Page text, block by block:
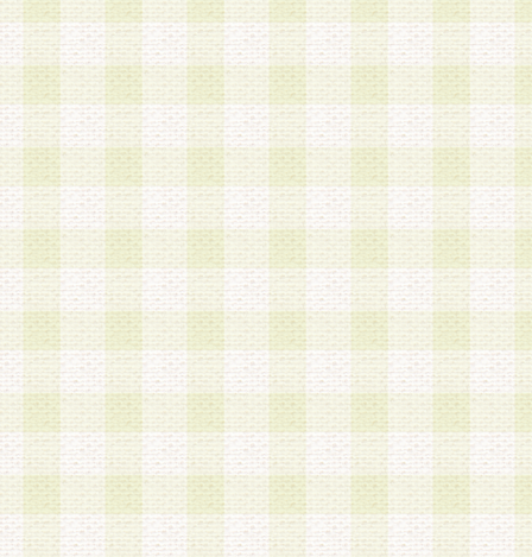
a.既に登録されている会員と同一のメールアドレ
録する場合
b.本サービスと同様のサービスを提供している企
業に従事していると思われる本人またはその家族
場合
c.その他当社が不適切と判断する場合
2.当社は、会員登録希望者を会員として承認する
した 場合、会員登録希望者による会員登録手続
による承認後の場合であっても、会員登録の取り
の抹消を、当社が適切と判 断する方法・手段に
とができるものとします。
3.会員登録希望者が18歳未満、成年被後見人、被
人 である場合は、親権者などの法定代理人の同
録を行うものとします。なお、義務教育学齢に該
者については、登録時に 当社が別途定める方法
権者による承認手続きを行うものとします。